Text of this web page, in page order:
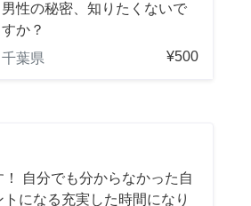
男性の秘密、知りたくないで
すか？
千葉県
¥500
自分でも分からなかった自
になる充実した時間になり